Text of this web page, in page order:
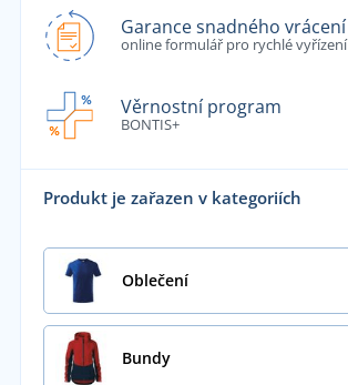
Garance snadného vrácení
online formulář pro rychlé vyřízení
Věrnostní program
BONTIS+
Produkt je zařazen v kategoriích
Oblečení
Bundy